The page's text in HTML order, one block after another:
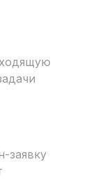
заявку